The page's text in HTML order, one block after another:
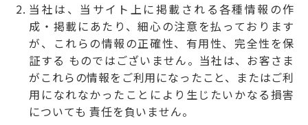
当社は、当サイト上に掲載される各種情報の作
成・掲載にあたり、細心の注意を払っております
が、これらの情報の正確性、有用性、完全性を保
証する ものではございません。当社は、お客さま
がこれらの情報をご利用になったこと、またはご利
用になれなかったことにより生じたいかなる損害
についても 責任を負いません。